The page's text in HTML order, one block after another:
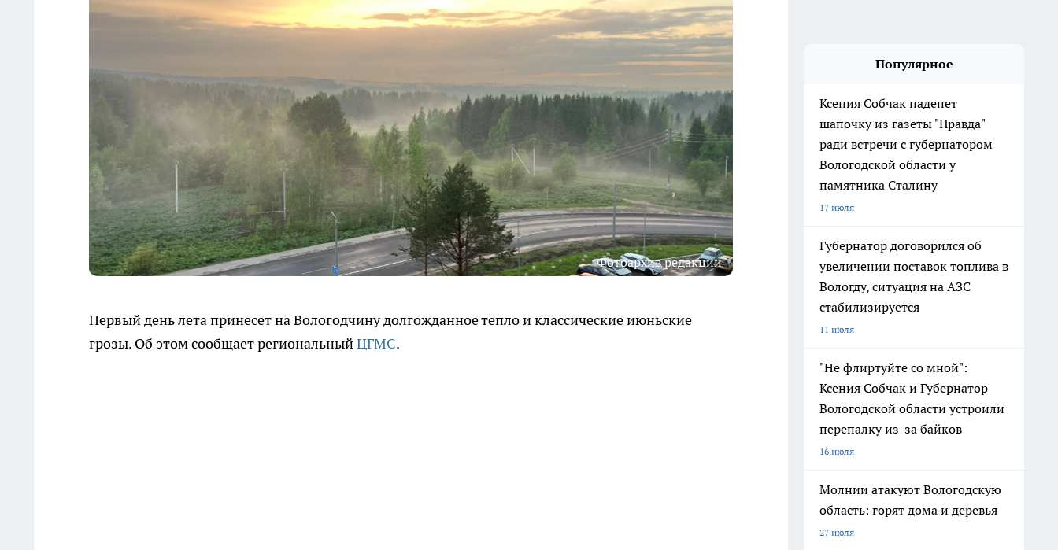
Фотоархив редакции
Первый день лета принесет на Вологодчину долгожданное тепло и классические июньские
грозы. Об этом сообщает региональныйЦГМС.
Популярное
Ксения Собчак наденет
шапочку из газеты "Правда"
ради встречи с губернатором
Вологодской области у
памятника Сталину
17 июля
Губернатор договорился об
увеличении поставок топлива в
Вологду, ситуация на АЗС
стабилизируется
11 июля
"Не флиртуйте со мной":
Ксения Собчак и Губернатор
Вологодской области устроили
перепалку из-за байков
16 июля
Молнии атакуют Вологодскую
область: горят дома и деревья
27 июля